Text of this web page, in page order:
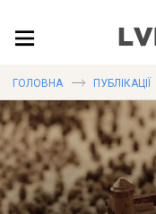
ЛОКАЦІЇ
ГОЛОВНА ПУБЛІКАЦІЇ